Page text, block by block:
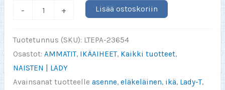
-
Mummo
+ Lisää ostoskoriin
Tuotetunnus (SKU): LTEPA-23654
Osastot:AMMATIT, IKÄAIHEET, Kaikki tuotteet,
NAISTEN | LADY
Avainsanat tuotteelleasenne,eläkeläinen, ikä, Lady-T,